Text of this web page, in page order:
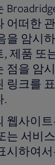
어떠한
을 암시
, 제품 또
점을 암
링크를
.
웹사이트
는 서비
시하여